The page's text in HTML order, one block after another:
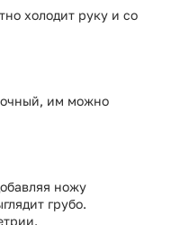
холодит руку и со
им можно
ножу
грубо.